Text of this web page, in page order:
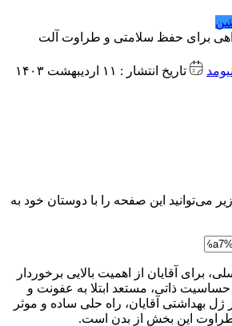
تاریخ انتشار : ۱۱ اردیبهشت ۱۴۰۳
می‌توانید این صفحه را با دوستان خود به
برای آقایان از اهمیت بالایی برخوردار
حساسیت ذاتی، مستعد ابتلا به عفونت و
ژل بهداشتی آقایان، راه حلی ساده و موثر
طراوت این بخش از بدن است.